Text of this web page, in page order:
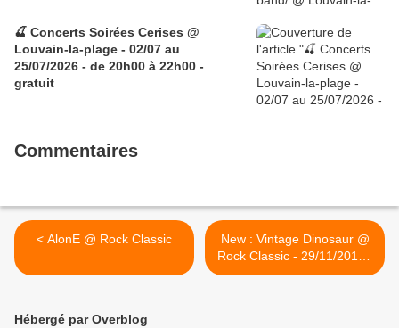
🍒 Concerts Soirées Cerises @
Louvain-la-plage - 02/07 au
25/07/2026 - de 20h00 à 22h00 -
gratuit
Commentaires
< AlonE @ Rock Classic
New : Vintage Dinosaur @
Rock Classic - 29/11/2013 -
20h30 - Entrée gratuite ! >
Hébergé par Overblog